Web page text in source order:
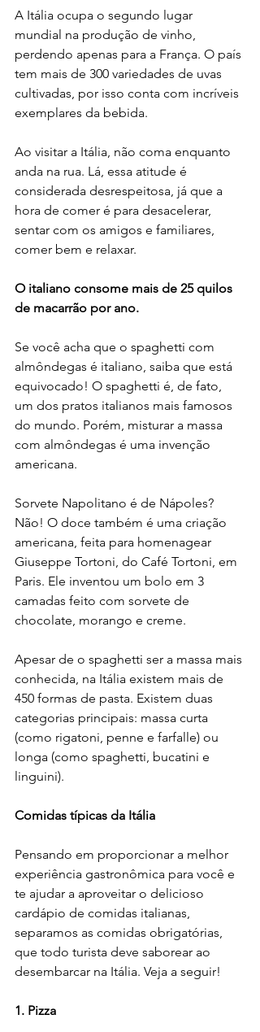
A Itália ocupa o segundo lugar
mundial na produção de vinho,
perdendo apenas para a França. O país
tem mais de 300 variedades de uvas
cultivadas, por isso conta com incríveis
exemplares da bebida.
Ao visitar a Itália, não coma enquanto
anda na rua. Lá, essa atitude é
considerada desrespeitosa, já que a
hora de comer é para desacelerar,
sentar com os amigos e familiares,
comer bem e relaxar.
O italiano consome mais de 25 quilos
de macarrão por ano.
Se você acha que o spaghetti com
almôndegas é italiano, saiba que está
equivocado! O spaghetti é, de fato,
um dos pratos italianos mais famosos
do mundo. Porém, misturar a massa
com almôndegas é uma invenção
americana.
Sorvete Napolitano é de Nápoles?
Não! O doce também é uma criação
americana, feita para homenagear
Giuseppe Tortoni, do Café Tortoni, em
Paris. Ele inventou um bolo em 3
camadas feito com sorvete de
chocolate, morango e creme.
Apesar de o spaghetti ser a massa mais
conhecida, na Itália existem mais de
450 formas de pasta. Existem duas
categorias principais: massa curta
(como rigatoni, penne e farfalle) ou
longa (como spaghetti, bucatini e
linguini).
Comidas típicas da Itália
Pensando em proporcionar a melhor
experiência gastronômica para você e
te ajudar a aproveitar o delicioso
cardápio de comidas italianas,
separamos as comidas obrigatórias,
que todo turista deve saborear ao
desembarcar na Itália. Veja a seguir!
1. Pizza